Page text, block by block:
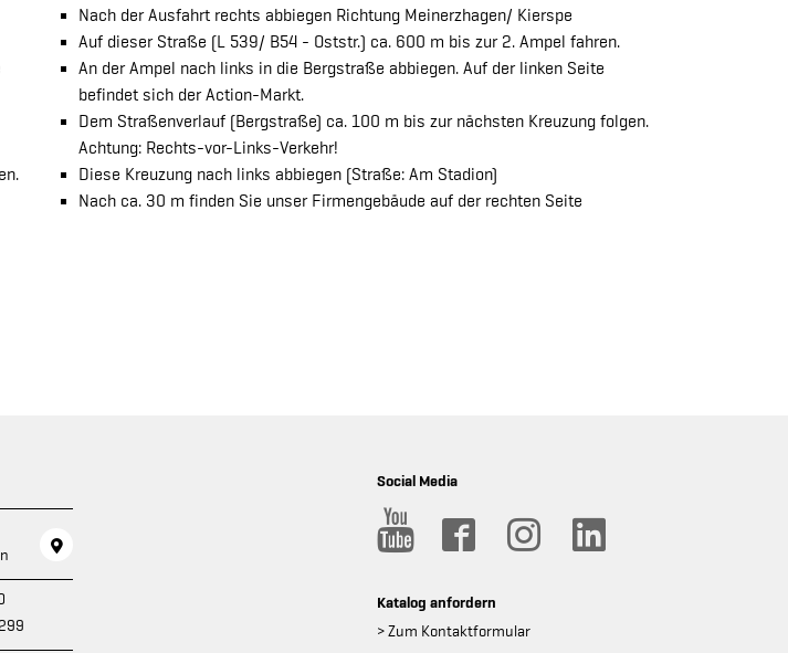
Nach der Ausfahrt rechts abbiegen Richtung Meinerzhagen/ Kierspe
Auf dieser Straße (L 539/ B54 - Oststr.) ca. 600 m bis zur 2. Ampel fahren.
An der Ampel nach links in die Bergstraße abbiegen. Auf der linken Seite
befindet sich der Action-Markt.
Dem Straßenverlauf (Bergstraße) ca. 100 m bis zur nächsten Kreuzung folgen.
Achtung: Rechts-vor-Links-Verkehr!
Diese Kreuzung nach links abbiegen (Straße: Am Stadion)
Nach ca. 30 m finden Sie unser Firmengebäude auf der rechten Seite
Social Media
Katalog anfordern
> Zum Kontaktformular